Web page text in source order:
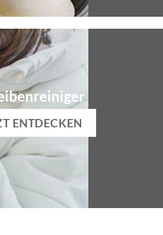
ENTDECKEN